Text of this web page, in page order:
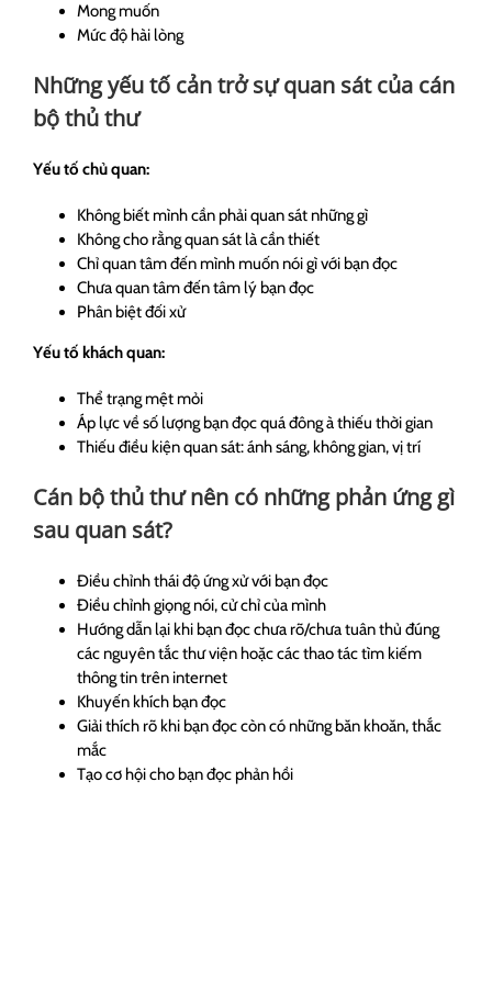
Mong muốn
Mức độ hài lòng
Những yếu tố cản trở sự quan sát của cán
bộ thủ thư
Yếu tố chủ quan:
Không biết mình cần phải quan sát những gì
Không cho rằng quan sát là cần thiết
Chỉ quan tâm đến mình muốn nói gì với bạn đọc
Chưa quan tâm đến tâm lý bạn đọc
Phân biệt đối xử
Yếu tố khách quan:
Thể trạng mệt mỏi
Áp lực về số lượng bạn đọc quá đông à thiếu thời gian
Thiếu điều kiện quan sát: ánh sáng, không gian, vị trí
Cán bộ thủ thư nên có những phản ứng gì
sau quan sát?
Điều chỉnh thái độ ứng xử với bạn đọc
Điều chỉnh giọng nói, cử chỉ của mình
Hướng dẫn lại khi bạn đọc chưa rõ/chưa tuân thủ đúng
các nguyên tắc thư viện hoặc các thao tác tìm kiếm
thông tin trên internet
Khuyến khích bạn đọc
Giải thích rõ khi bạn đọc còn có những băn khoăn, thắc
mắc
Tạo cơ hội cho bạn đọc phản hồi